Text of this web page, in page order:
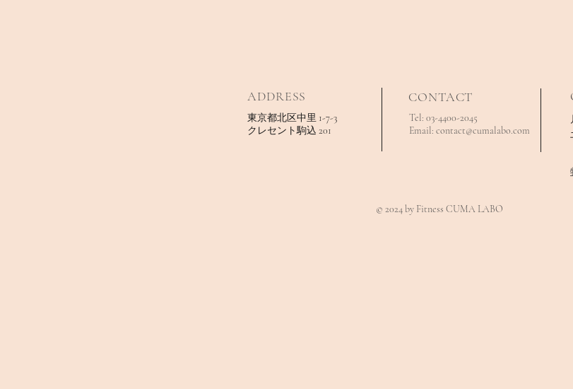
ADDRESS
東京都北区中里 1-7-3
クレセント駒込 201
CONTACT
Tel: 03-4400-2045
Email: contact@cumalabo.com
© 2024 by Fitness CUMA LABO